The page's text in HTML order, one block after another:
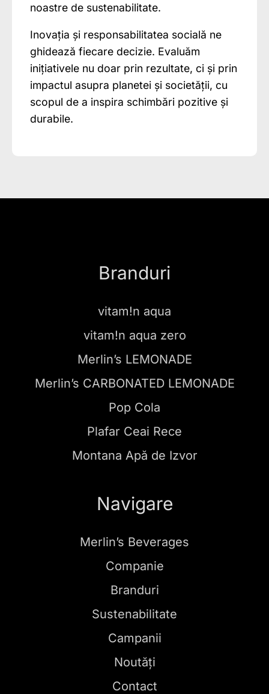
noastre de sustenabilitate.
Inovația și responsabilitatea socială ne
ghidează fiecare decizie. Evaluăm
inițiativele nu doar prin rezultate, ci și prin
impactul asupra planetei și societății, cu
scopul de a inspira schimbări pozitive și
durabile.
Branduri
vitam!n aqua
vitam!n aqua zero
Merlin’s LEMONADE
Merlin’s CARBONATED LEMONADE
Pop Cola
Plafar Ceai Rece
Montana Apă de Izvor
Navigare
Merlin’s Beverages
Companie
Branduri
Sustenabilitate
Campanii
Noutăți
Contact